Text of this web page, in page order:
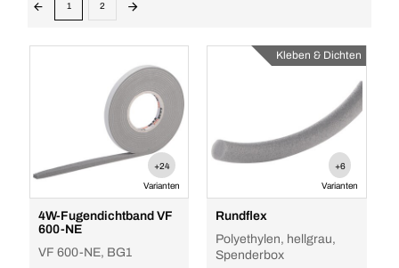
1 2
+24
Varianten
4W-Fugendichtband VF
600-NE
VF 600-NE, BG1
Kleben & Dichten
+6
Varianten
Rundflex
Polyethylen, hellgrau,
Spenderbox